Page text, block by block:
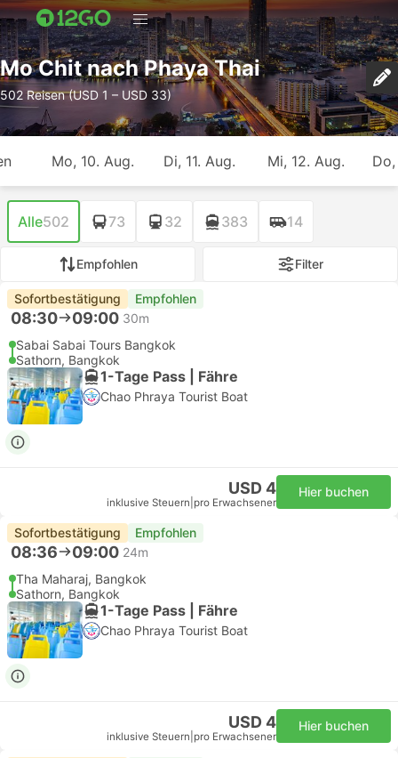
Mo Chit nach Phaya Thai
502 Reisen (USD 1 – USD 33)
Mo, 10. Aug. Di, 11. Aug. Mi, 12. Aug.
Alle502 73 32 383 14
Empfohlen Filter
Sofortbestätigung Empfohlen
08:30 09:00 30m
Sabai Sabai Tours Bangkok
Sathorn, Bangkok
1-Tage Pass | Fähre
Chao Phraya Tourist Boat
USD 4
inklusive Steuern pro Erwachsener
Hier buchen
Sofortbestätigung Empfohlen
08:36 09:00 24m
Tha Maharaj, Bangkok
Sathorn, Bangkok
1-Tage Pass | Fähre
Chao Phraya Tourist Boat
USD 4
inklusive Steuern pro Erwachsener
Hier buchen